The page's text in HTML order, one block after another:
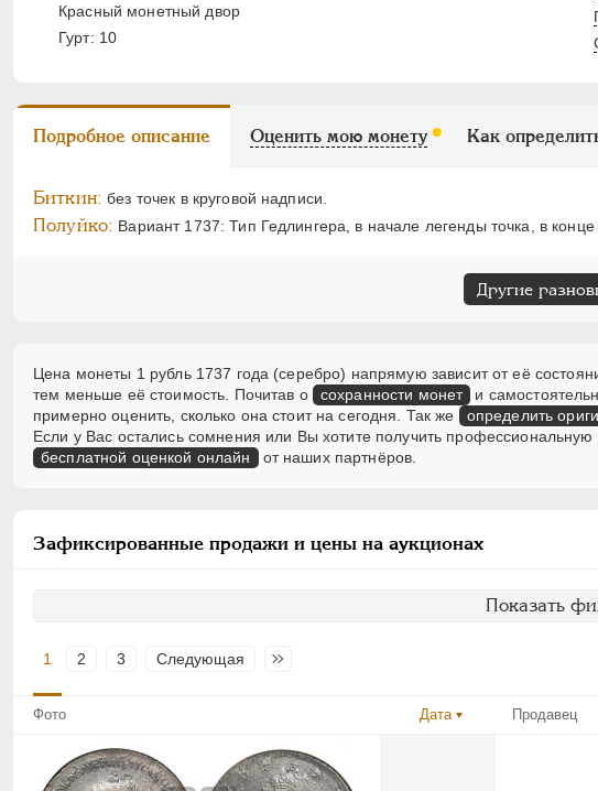
Красный монетный двор
Гурт: 10
Подробное описание Оценить мою монету Как
Биткин: без точек в круговой надписи.
Полуйко: Вариант 1737: Тип Гедлингера, в начале легенды точка, в
Другие
Цена монеты 1 рубль 1737 года (серебро) напрямую зависит от её
тем меньше её стоимость. Почитав о
сохранности монет
и
примерно оценить, сколько она стоит на сегодня. Так же
определить
Если у Вас остались сомнения или Вы хотите получить
бесплатной оценкой онлайн от наших партнёров.
Зафиксированные продажи и цены на аукционах
Показать
1 2 3 Следующая Последняя
Фото Дата Продавец